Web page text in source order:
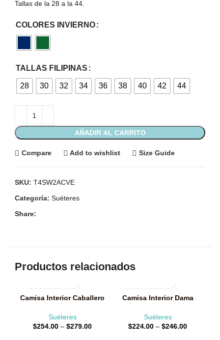
Tallas de la 28 a la 44.
COLORES INVIERNO
TALLAS FILIPINAS
28 30 32 34 36 38 40 42 44
AÑADIR AL CARRITO
Compare Add to wishlist Size Guide
SKU: T4SW2ACVE
Categoría: Suéteres
Share:
Productos relacionados
Camisa Interior Caballero
Suéteres
$254.00 – $279.00Price
Camisa Interior Dama
Suéteres
$224.00 – $246.00Price